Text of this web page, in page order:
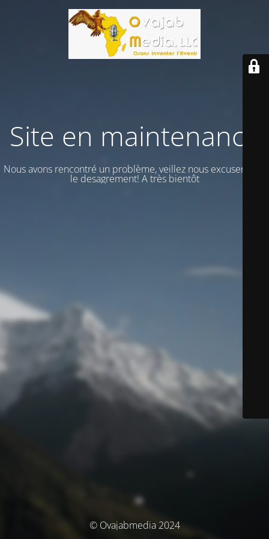
Site en maintenance
Nous avons rencontré un problème, veillez nous excuser vour
le desagrement! A très bientôt
© Ovajabmedia 2024